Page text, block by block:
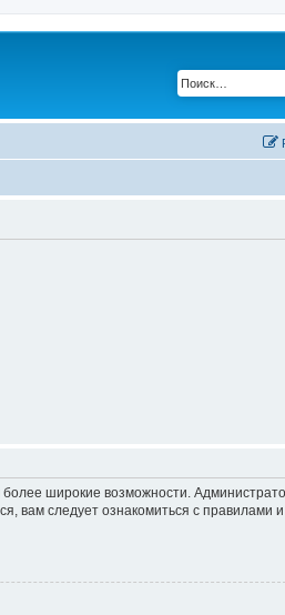
широкие возможности.
вам следует ознакомиться с правилами